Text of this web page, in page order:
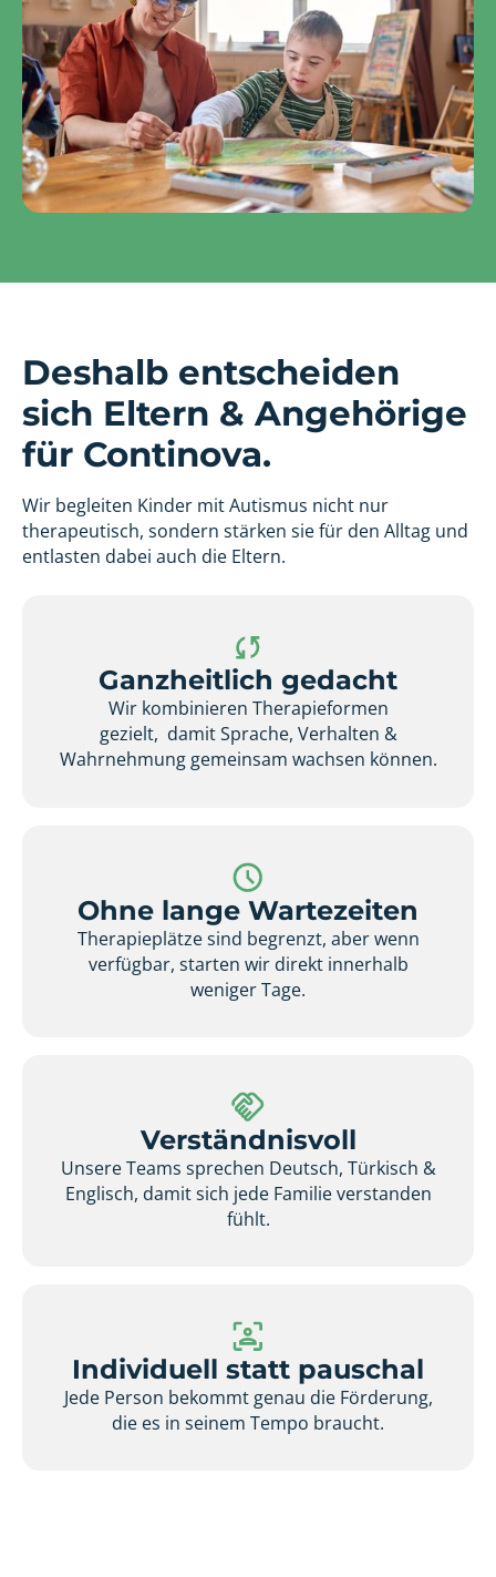
Deshalb entscheiden
sich Eltern & Angehörige
für Continova.
Wir begleiten Kinder mit Autismus nicht nur
therapeutisch, sondern stärken sie für den Alltag und
entlasten dabei auch die Eltern.
Ganzheitlich gedacht
Wir kombinieren Therapieformen
gezielt, damit Sprache, Verhalten &
Wahrnehmung gemeinsam wachsen können.
Ohne lange Wartezeiten
Therapieplätze sind begrenzt, aber wenn
verfügbar, starten wir direkt innerhalb
weniger Tage.
Verständnisvoll
Unsere Teams sprechen Deutsch, Türkisch &
Englisch, damit sich jede Familie verstanden
fühlt.
Individuell statt pauschal
Jede Person bekommt genau die Förderung,
die es in seinem Tempo braucht.